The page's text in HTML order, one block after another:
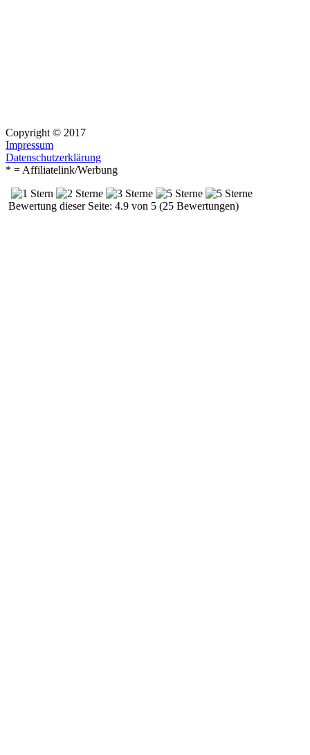
Copyright © 2017
Impressum
Datenschutzerklärung
* = Affiliatelink/Werbung
Bewertung dieser Seite: 4.9 von 5 (25 Bewertungen)